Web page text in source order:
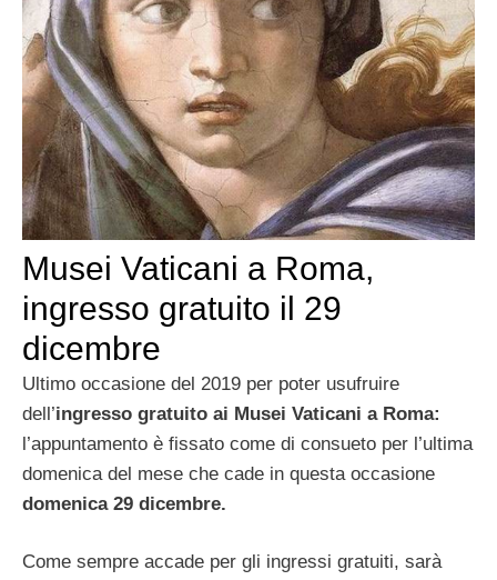
Musei Vaticani a Roma,
ingresso gratuito il 29
dicembre
Ultimo occasione del 2019 per poter usufruire
dell’ingresso gratuito ai Musei Vaticani a Roma:
l’appuntamento è fissato come di consueto per l’ultima
domenica del mese che cade in questa occasione
domenica 29 dicembre.
Come sempre accade per gli ingressi gratuiti, sarà